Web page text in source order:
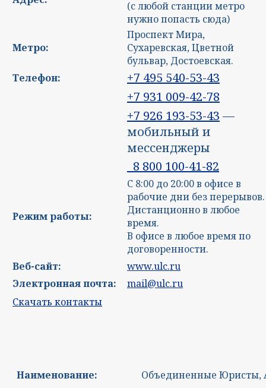
(с любой станции метро
нужно попасть сюда)
Метро:
Проспект Мира,
Сухаревская, Цветной
бульвар, Достоевская.
Телефон:
+7 495 540-53-43
+7 931 009-42-78
+7 926 193-53-43 —
мобильный и
мессенджеры
8 800 100-41-82
Режим работы:
С 8:00 до 20:00 в офисе в
рабочие дни без перерывов.
Дистанционно в любое
время.
В офисе в любое время по
договоренности.
Веб-сайт:
www.ulc.ru
Электронная почта:
mail@ulc.ru
Скачать контакты
Наименование: Объединенные Юристы,